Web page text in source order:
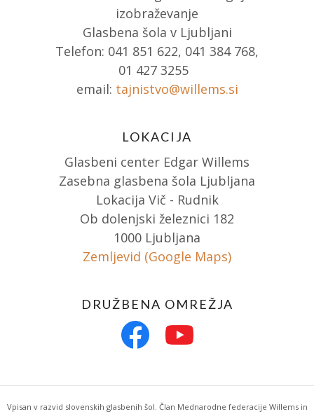
izobraževanje
Glasbena šola v Ljubljani
Telefon: 041 851 622, 041 384 768,
01 427 3255
email: tajnistvo@willems.si
LOKACIJA
Glasbeni center Edgar Willems
Zasebna glasbena šola Ljubljana
Lokacija Vič - Rudnik
Ob dolenjski železnici 182
1000 Ljubljana
Zemljevid (Google Maps)
DRUŽBENA OMREŽJA
Vpisan v razvid slovenskih glasbenih šol. Član Mednarodne federacije Willems in